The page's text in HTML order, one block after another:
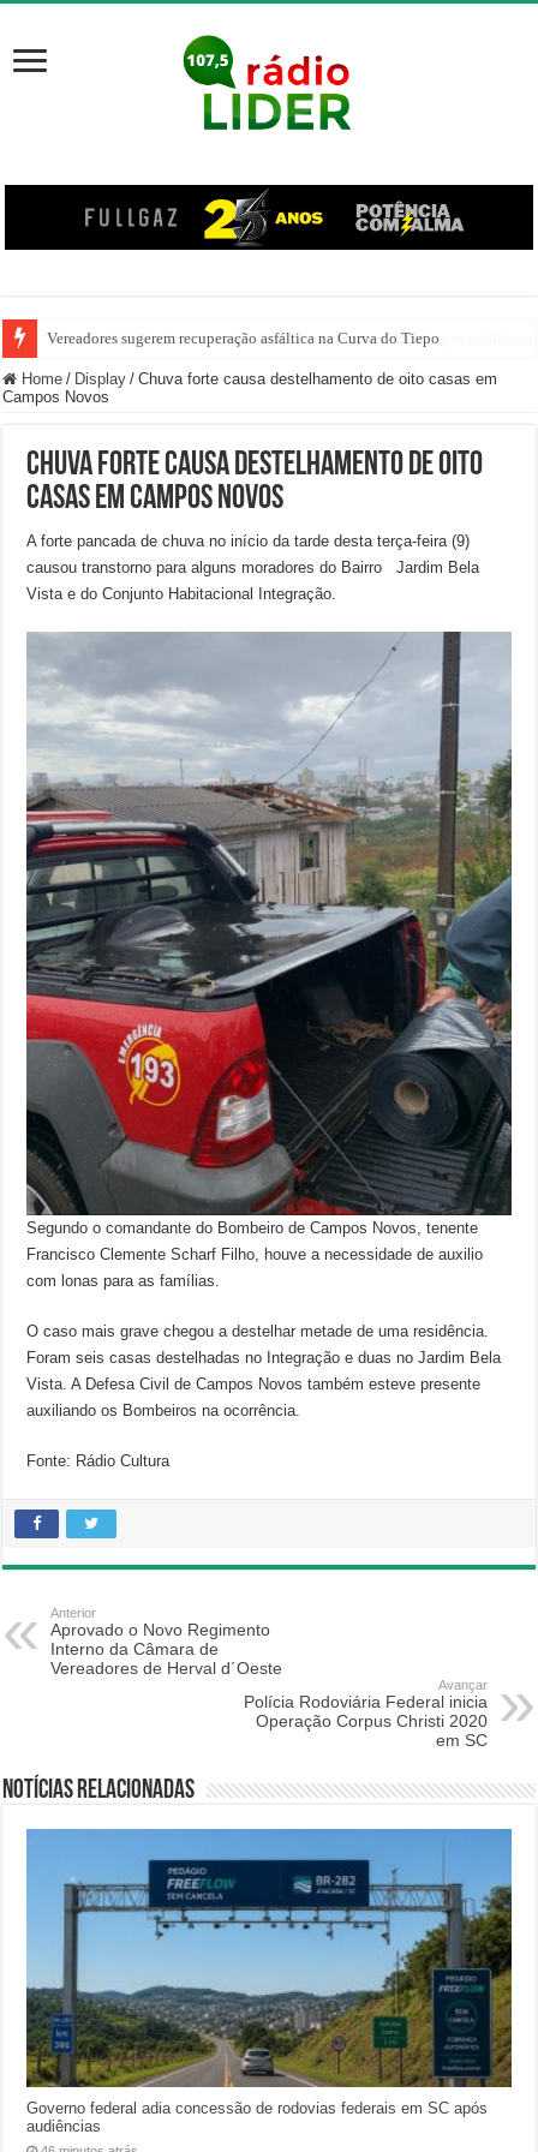
Vereadores sugerem recuperação asfáltica na Curva do Tiepo
Home / Display / Chuva forte causa destelhamento de oito casas em
Campos Novos
Chuva forte causa destelhamento de oito
casas em Campos Novos
A forte pancada de chuva no início da tarde desta terça-feira (9)
causou transtorno para alguns moradores do Bairro Jardim Bela
Vista e do Conjunto Habitacional Integração.
Segundo o comandante do Bombeiro de Campos Novos, tenente
Francisco Clemente Scharf Filho, houve a necessidade de auxilio
com lonas para as famílias.
O caso mais grave chegou a destelhar metade de uma residência.
Foram seis casas destelhadas no Integração e duas no Jardim Bela
Vista. A Defesa Civil de Campos Novos também esteve presente
auxiliando os Bombeiros na ocorrência.
Fonte: Rádio Cultura
Anterior
Aprovado o Novo Regimento
Interno da Câmara de
Vereadores de Herval d´Oeste
Avançar
Polícia Rodoviária Federal inicia
Operação Corpus Christi 2020
em SC
Notícias relacionadas
Governo federal adia concessão de rodovias federais em SC após
audiências